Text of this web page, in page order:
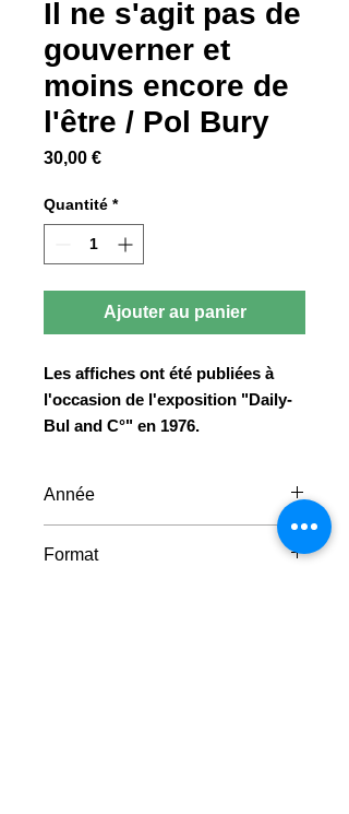
Il ne s'agit pas de
gouverner et
moins encore de
l'être / Pol Bury
30,00 €Prix
Quantité *
Ajouter au panier
Les affiches ont été publiées à
l'occasion de l'exposition "Daily-
Bul and C°" en 1976.
Année
Format